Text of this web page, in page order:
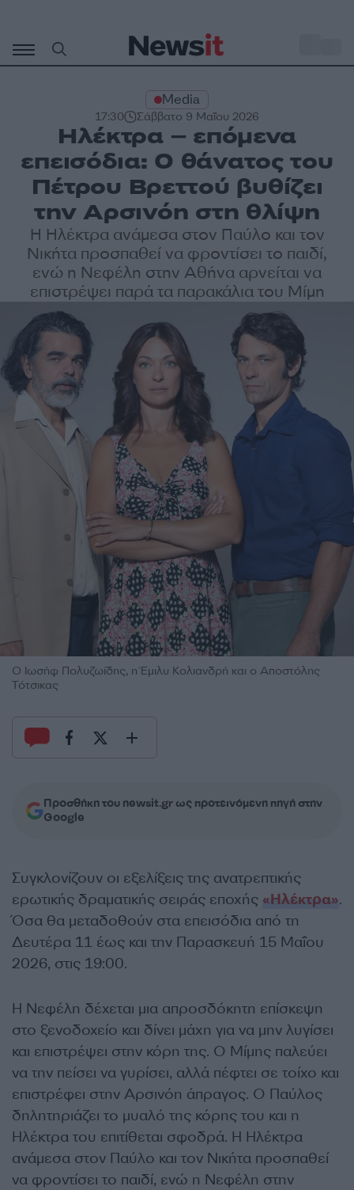
περιεχόμενο
Media
17:30 Σάββατο 9 Μαΐου 2026
Ηλέκτρα – επόμενα
επεισόδια: Ο θάνατος του
Πέτρου Βρεττού βυθίζει
την Αρσινόη στη θλίψη
Η Ηλέκτρα ανάμεσα στον Παύλο και τον
Νικήτα προσπαθεί να φροντίσει το παιδί,
ενώ η Νεφέλη στην Αθήνα αρνείται να
επιστρέψει παρά τα παρακάλια του Μίμη
O Ιωσήφ Πολυζωίδης, η Έμιλυ Κολιανδρή και ο Αποστόλης
Τότσικας
Προσθήκη του newsit.gr ως προτεινόμενη πηγή στην
Google
Συγκλονίζουν οι εξελίξεις της ανατρεπτικής
ερωτικής δραματικής σειράς εποχής «Ηλέκτρα».
Όσα θα μεταδοθούν στα επεισόδια από τη
Δευτέρα 11 έως και την Παρασκευή 15 Μαΐου
2026, στις 19:00.
Η Νεφέλη δέχεται μια απροσδόκητη επίσκεψη
στο ξενοδοχείο και δίνει μάχη για να μην λυγίσει
και επιστρέψει στην κόρη της. Ο Μίμης παλεύει
να την πείσει να γυρίσει, αλλά πέφτει σε τοίχο και
επιστρέφει στην Αρσινόη άπραγος. Ο Παύλος
δηλητηριάζει το μυαλό της κόρης του και η
Ηλέκτρα του επιτίθεται σφοδρά. Η Ηλέκτρα
ανάμεσα στον Παύλο και τον Νικήτα προσπαθεί
να φροντίσει το παιδί, ενώ η Νεφέλη στην